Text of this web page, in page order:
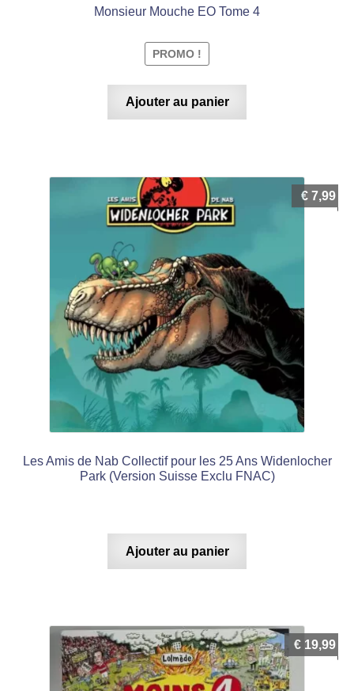
Monsieur Mouche EO Tome 4
PROMO !
Ajouter au panier
Les Amis de Nab Collectif pour les 25 Ans Widenlocher
Park (Version Suisse Exclu FNAC)
€ 7,99
Ajouter au panier
€ 19,99